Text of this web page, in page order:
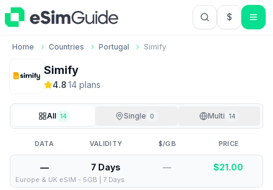
$USD US
Home Countries Portugal Simify
Simify
4.8·14 plans
All 14 Single 0 Multi 14
DATA VALIDITY $/GB PRICE
— 7 Days — $21.00
Europe & UK eSIM - 5GB | 7 Days